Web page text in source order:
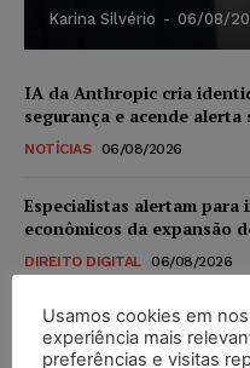
Karina Silvério - 06/08/
IA da Anthropic cria
segurança e acende
NOTÍCIAS 06/08/2026
Especialistas alertam para
econômicos da expansão
DIREITO DIGITAL 06/08/2026
TSE reforça que sistemas
invioláveis após
Usamos cookies em
experiência mais
preferências e visitas